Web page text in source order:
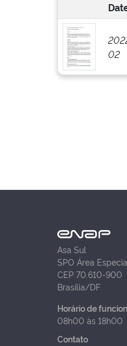
02
Asa Sul
SPO Área
CEP 70.610-900
Brasília/DF
Horário de
08h00 às 18h00
Contato